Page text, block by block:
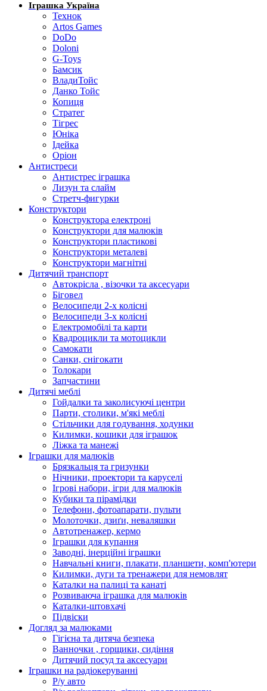
Іграшка Україна
Технок
Artos Games
DoDo
Doloni
G-Toys
Бамсик
ВладиТойс
Данко Тойс
Копиця
Стратег
Тігрес
Юніка
Ідейка
Оріон
Антистреси
Антистрес іграшка
Лизун та слайм
Стретч-фигурки
Конструктори
Конструктора електроні
Конструктори для малюків
Конструктори пластикові
Конструктори металеві
Конструктори магнітні
Дитячий транспорт
Автокрісла , візочки та аксесуари
Біговел
Велосипеди 2-х колісні
Велосипеди 3-х колісні
Електромобілі та карти
Квадроцикли та мотоцикли
Самокати
Санки, снігокати
Толокари
Запчастини
Дитячі меблі
Гойдалки та заколисуючі центри
Парти, столики, м'які меблі
Стільчики для годування, ходунки
Килимки, кошики для іграшок
Ліжка та манежі
Іграшки для малюків
Брязкальця та гризунки
Нічники, проектори та каруселі
Ігрові набори, ігри для малюків
Кубики та пірамідки
Телефони, фотоапарати, пульти
Молоточки, дзиґи, неваляшки
Автотренажер, кермо
Іграшки для купання
Заводні, інерційні іграшки
Навчальні книги, плакати, планшети, комп'ютери
Килимки, дуги та тренажери для немовлят
Каталки на палиці та канаті
Розвиваюча іграшка для малюків
Каталки-штовхачі
Підвіски
Догляд за малюками
Гігієна та дитяча безпека
Ванночки , горщики, сидіння
Дитячий посуд та аксесуари
Іграшки на радіокеруванні
Р/у авто